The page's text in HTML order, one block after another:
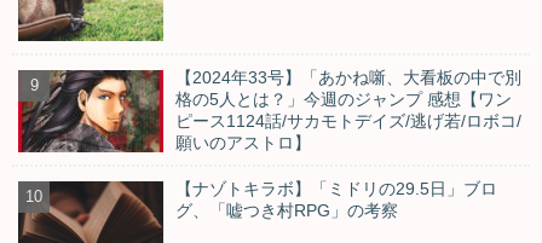
【2024年33号】「あかね噺、大看板の中で別
格の5人とは？」今週のジャンプ 感想【ワン
ピース1124話/サカモトデイズ/逃げ若/ロボコ/
願いのアストロ】
【ナゾトキラボ】「ミドリの29.5日」ブロ
グ、「嘘つき村RPG」の考察